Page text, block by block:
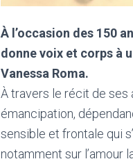
À l’occasion des 150
donne voix et corps à
Vanessa Roma.
À travers le récit de ses
émancipation,
sensible et frontale qui
notamment sur